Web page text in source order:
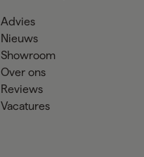
Advies
Nieuws
Showroom
Over ons
Reviews
Vacatures